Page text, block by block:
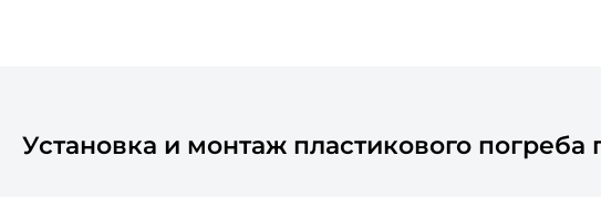
Установка и монтаж пластикового погреба